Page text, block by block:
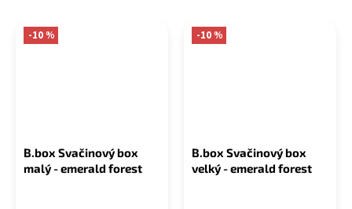
-10 %
B.box Svačinový box
malý - emerald forest
-10 %
B.box Svačinový box
velký - emerald forest